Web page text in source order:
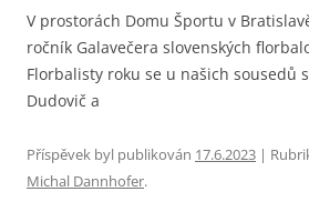
V prostorách Domu Športu v
ročník Galavečera slovenských
Florbalisty roku se u našich sousedů
Dudovič a
Příspěvek byl publikován 17.6.2023 |
Michal Dannhofer.